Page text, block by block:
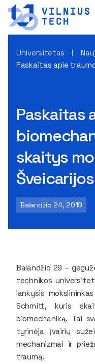
Universitetas
Paskaitas apie
Paskaitas
skaitys
Šveicarijos
Balandžio 24, 2019
Balandžio 29 –
technikos
lankysis
Schmitt, kuris
biomechaniką. Tai
tyrinėja įvairių
mechanizmai ir
traumą.